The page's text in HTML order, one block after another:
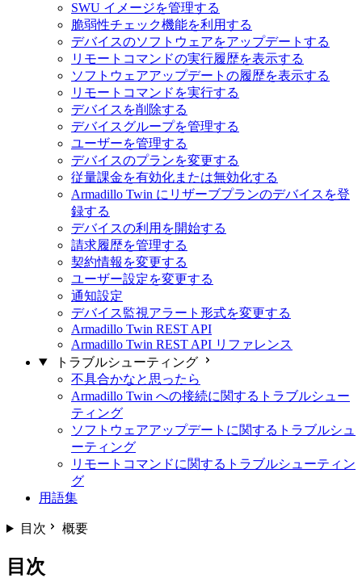
SWU イメージを管理する
脆弱性チェック機能を利用する
デバイスのソフトウェアをアップデートする
リモートコマンドの実行履歴を表示する
ソフトウェアアップデートの履歴を表示する
リモートコマンドを実行する
デバイスを削除する
デバイスグループを管理する
ユーザーを管理する
デバイスのプランを変更する
従量課金を有効化または無効化する
Armadillo Twin にリザーブプランのデバイスを登
録する
デバイスの利用を開始する
請求履歴を管理する
契約情報を変更する
ユーザー設定を変更する
通知設定
デバイス監視アラート形式を変更する
Armadillo Twin REST API
Armadillo Twin REST API リファレンス
トラブルシューティング
不具合かなと思ったら
Armadillo Twin への接続に関するトラブルシュー
ティング
ソフトウェアアップデートに関するトラブルシュ
ーティング
リモートコマンドに関するトラブルシューティン
グ
用語集
目次 概要
目次